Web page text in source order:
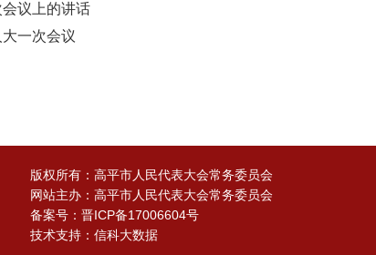
议上的讲话
一次会议
版权所有：高平市人民代表大会常务委员会
网站主办：高平市人民代表大会常务委员会
备案号： 晋ICP备17006604号
技术支持：信科大数据